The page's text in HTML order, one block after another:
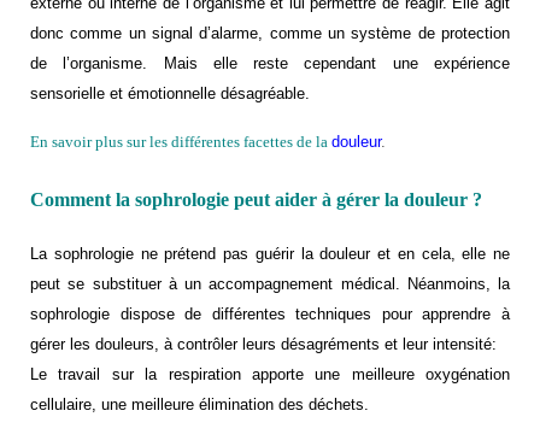
donc comme un signal d’alarme, comme un système de protection
de l’organisme. Mais elle reste cependant une expérience
sensorielle et émotionnelle désagréable.
En savoir plus sur les différentes facettes de la douleur.
Comment la sophrologie peut aider à gérer la douleur ?
La sophrologie ne prétend pas guérir la douleur et en cela, elle ne
peut se substituer à un accompagnement médical. Néanmoins, la
sophrologie dispose de différentes techniques pour apprendre à
gérer les douleurs, à contrôler leurs désagréments et leur intensité:
Le travail sur la respiration apporte une meilleure oxygénation
cellulaire, une meilleure élimination des déchets.